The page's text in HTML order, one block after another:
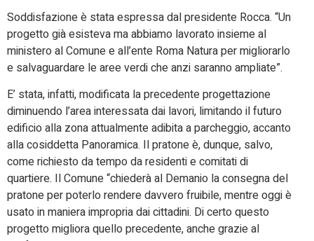
Soddisfazione è stata espressa dal presidente Rocca. “Un
progetto già esisteva ma abbiamo lavorato insieme al
ministero al Comune e all’ente Roma Natura per migliorarlo
e salvaguardare le aree verdi che anzi saranno ampliate”.
E’ stata, infatti, modificata la precedente progettazione
diminuendo l’area interessata dai lavori, limitando il futuro
edificio alla zona attualmente adibita a parcheggio, accanto
alla cosiddetta Panoramica. Il pratone è, dunque, salvo,
come richiesto da tempo da residenti e comitati di
quartiere. Il Comune “chiederà al Demanio la consegna del
pratone per poterlo rendere davvero fruibile, mentre oggi è
usato in maniera impropria dai cittadini. Di certo questo
progetto migliora quello precedente, anche grazie al